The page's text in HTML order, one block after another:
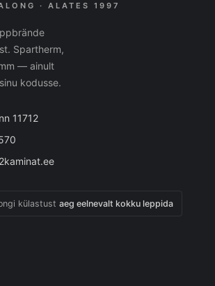
· ALATES 1997
Spartherm,
— ainult
kodusse.
11712
külastust aeg eelnevalt kokku leppida